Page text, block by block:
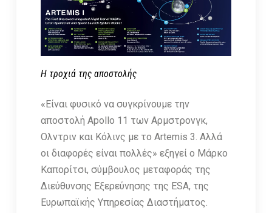
Η τροχιά της αποστολής
«Είναι φυσικό να συγκρίνουμε την
αποστολή Apollo 11 των Αρμστρονγκ,
Ολντριν και Κόλινς με το Artemis 3. Αλλά
οι διαφορές είναι πολλές» εξηγεί ο Μάρκο
Καπορίτσι, σύμβουλος μεταφοράς της
Διεύθυνσης Εξερεύνησης της ESA, της
Ευρωπαϊκής Υπηρεσίας Διαστήματος.